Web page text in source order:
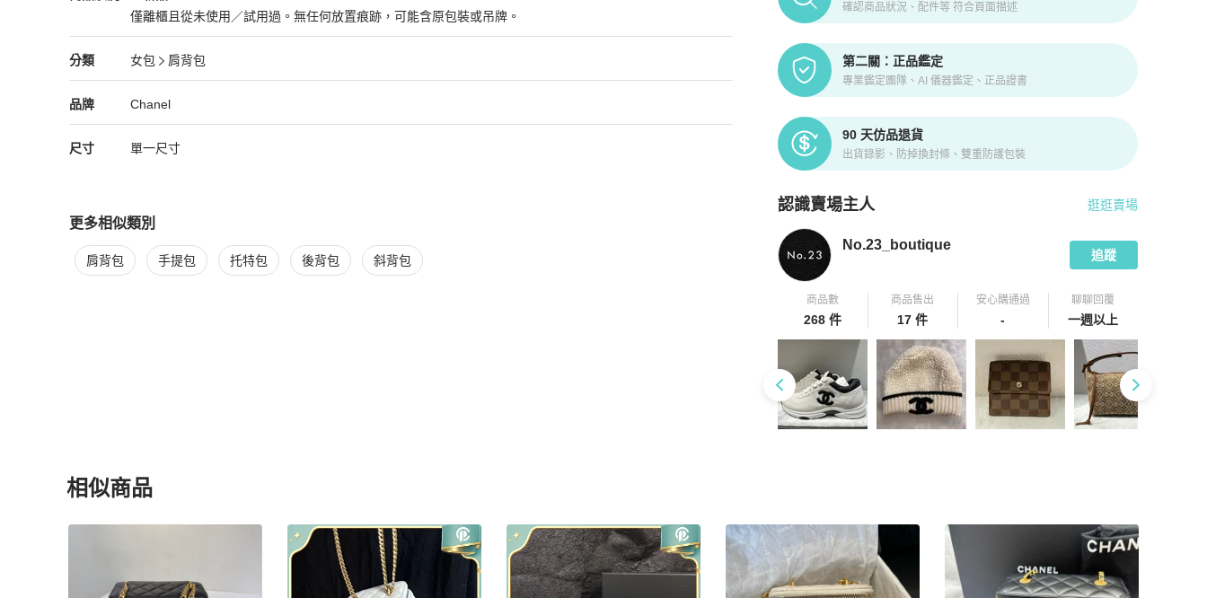
確認商品狀況、配件等 符合頁面描述
第二關：正品鑑定
專業鑑定團隊、AI 儀器鑑定、正品證書
90 天仿品退貨
出貨錄影、防掉換封條、雙重防護包裝
認識賣場主人
PopChill 拍拍圈嚴選賣家
逛逛賣場
No.23_boutique
追蹤
商品數
268 件
商品售出
17 件
安心購通過
-
聊聊回覆
一週以上
僅離櫃且從未使用／試用過。無任何放置痕跡，可能含原包裝或吊牌。
全新品
分類
Chanel 女包分類資訊
女包
肩背包
女包/肩背包推薦
品牌
Chanel 精品女包品牌介紹
Chanel
Chanel 推薦清單
尺寸 單一尺寸
更多相似類別
更多Chanel 女包相似商品推薦
肩背包 手提包 托特包 後背包 斜背包
相似商品
更多相似Chanel女包推薦精品